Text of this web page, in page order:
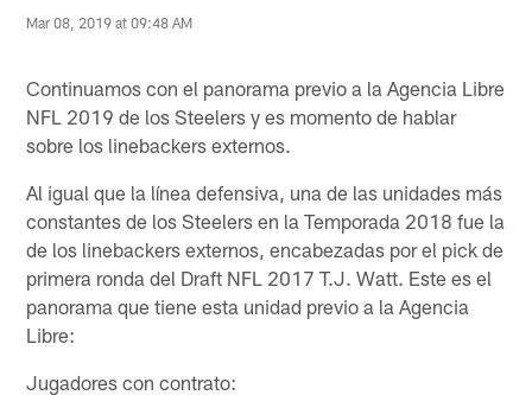
Mar 08, 2019 at 09:48 AM
Continuamos con el panorama previo a la Agencia Libre
NFL 2019 de los Steelers y es momento de hablar
sobre los linebackers externos.
Al igual que la línea defensiva, una de las unidades más
constantes de los Steelers en la Temporada 2018 fue la
de los linebackers externos, encabezadas por el pick de
primera ronda del Draft NFL 2017 T.J. Watt. Este es el
panorama que tiene esta unidad previo a la Agencia
Libre:
Jugadores con contrato: